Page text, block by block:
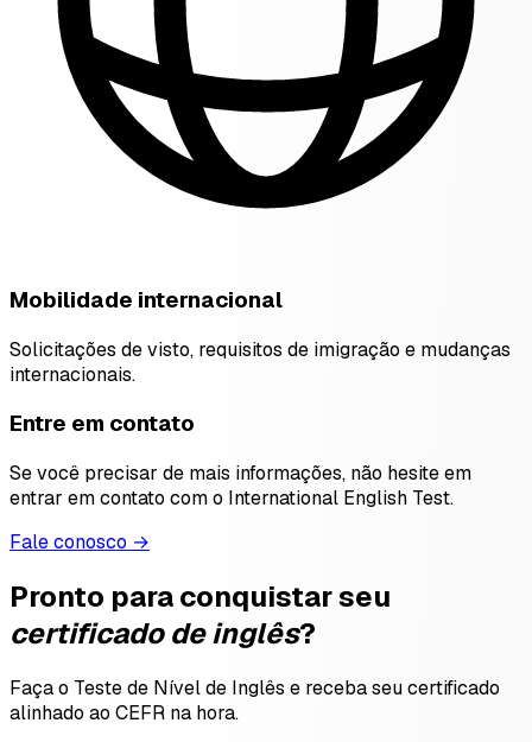
Mobilidade internacional
Solicitações de visto, requisitos de imigração e mudanças
internacionais.
Entre em contato
Se você precisar de mais informações, não hesite em
entrar em contato com o International English Test.
Fale conosco →
Pronto para conquistar seu
certificado de inglês?
Faça o Teste de Nível de Inglês e receba seu certificado
alinhado ao CEFR na hora.